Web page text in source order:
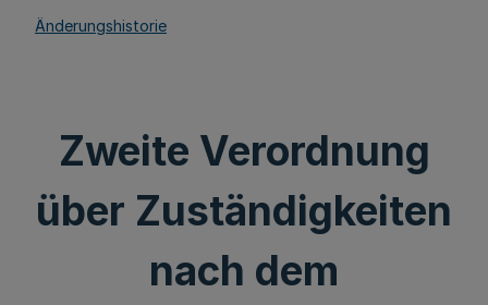
Änderungshistorie
Zweite Verordnung
über Zuständigkeiten
nach dem